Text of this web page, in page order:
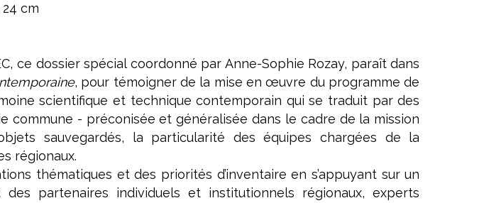
cm
ce dossier spécial coordonné par Anne-Sophie Rozay, paraît dans
, pour témoigner de la mise en œuvre du programme de
scientifique et technique contemporain qui se traduit par des
commune - préconisée et généralisée dans le cadre de la mission
sauvegardés, la particularité des équipes chargées de la
régionaux.
thématiques et des priorités d’inventaire en s’appuyant sur un
partenaires individuels et institutionnels régionaux, experts